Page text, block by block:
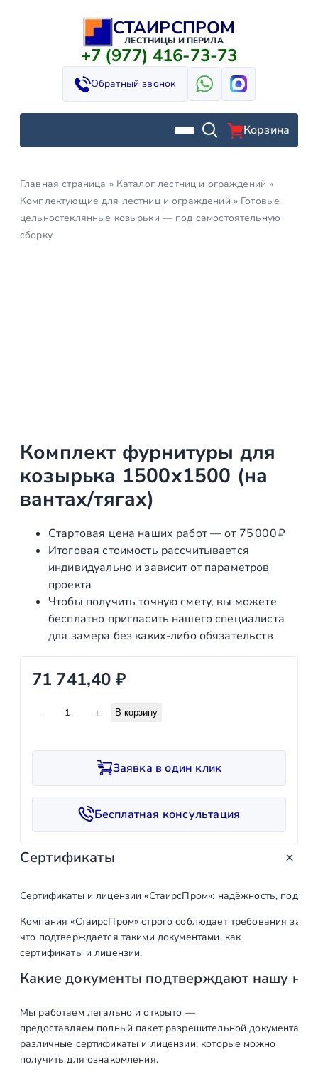
СТАИРСПРОМ
ЛЕСТНИЦЫ И ПЕРИЛА
+7 (977) 416-73-73
Обратный звонок
Корзина
Главная страница » Каталог лестниц и ограждений »
Комплектующие для лестниц и ограждений » Готовые
цельностеклянные козырьки — под самостоятельную
сборку
Комплект фурнитуры для
козырька 1500х1500 (на
вантах/тягах)
Стартовая цена наших работ — от 75 000 ₽
Итоговая стоимость рассчитывается
индивидуально и зависит от параметров
проекта
Чтобы получить точную смету, вы можете
бесплатно пригласить нашего специалиста
для замера без каких‑либо обязательств
71 741,40 ₽
е
в
о
о
а
р
а
К
м
п
л
е
− + В корзину
Заявка в один клик
Бесплатная консультация
Сертификаты
Сертификаты и лицензии «СтаирсПром»: надёжность,
Компания «СтаирсПром» строго соблюдает требования
что подтверждается такими документами, как
сертификаты и лицензии.
Какие документы подтверждают нашу
Мы работаем легально и открыто —
предоставляем полный пакет разрешительной
различные сертификаты и лицензии, которые можно
получить для ознакомления.